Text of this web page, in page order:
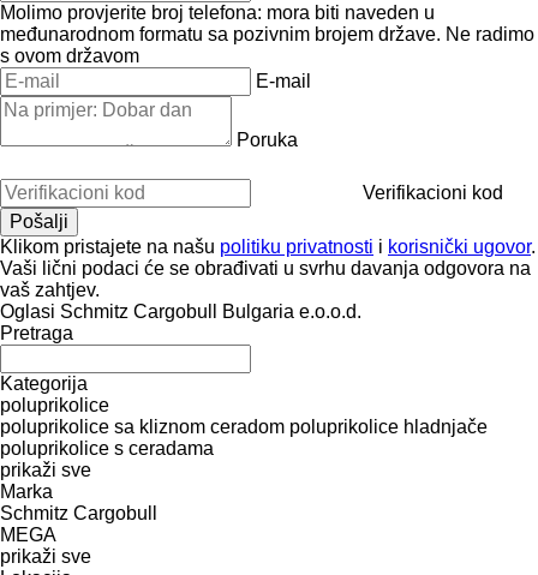
Molimo provjerite broj telefona: mora biti naveden u
međunarodnom formatu sa pozivnim brojem države. Ne radimo
s ovom državom
E-mail
Poruka
Verifikacioni kod
Klikom pristajete na našu politiku privatnosti i korisnički ugovor.
Vaši lični podaci će se obrađivati ​​u svrhu davanja odgovora na
vaš zahtjev.
Oglasi Schmitz Cargobull Bulgaria e.o.o.d.
Pretraga
Kategorija
poluprikolice
poluprikolice sa kliznom ceradom poluprikolice hladnjače
poluprikolice s ceradama
prikaži sve
Marka
Schmitz Cargobull
MEGA
prikaži sve